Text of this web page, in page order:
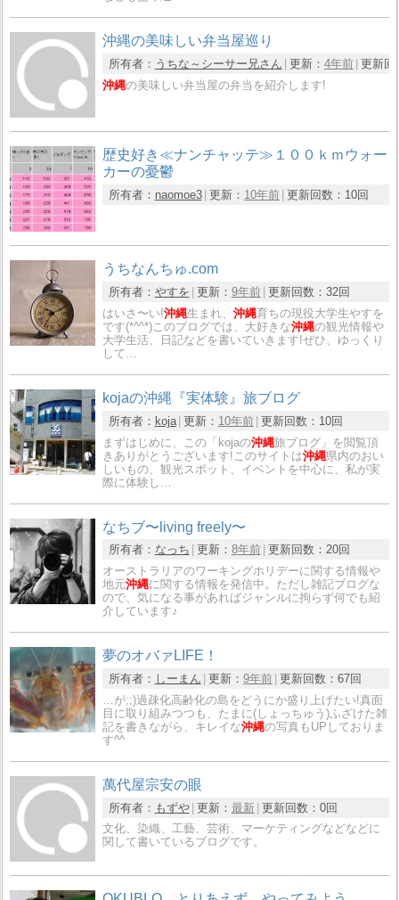
沖縄の美味しい弁当屋巡り
所有者： うちな～シーサー兄さん 更新： 4年前 更新回
沖縄の美味しい弁当屋の弁当を紹介します!
歴史好き≪ナンチャッテ≫１００ｋｍウォー
カーの憂鬱
所有者： naomoe3 更新： 10年前 更新回数： 10回
うちなんちゅ.com
所有者： やすを 更新： 9年前 更新回数： 32回
はいさ〜い!沖縄生まれ、沖縄育ちの現役大学生やすを
です(*^^*)このブログでは、大好きな沖縄の観光情報や
大学生活、日記などを書いていきます!ぜひ、ゆっくり
して…
kojaの沖縄『実体験』旅ブログ
所有者： koja 更新： 10年前 更新回数： 10回
まずはじめに、この「kojaの沖縄旅ブログ」を閲覧頂
きありがとうございます!このサイトは沖縄県内のおい
しいもの、観光スポット、イベントを中心に、私が実
際に体験し…
なちブ〜living freely〜
所有者： なっち 更新： 8年前 更新回数： 20回
オーストラリアのワーキングホリデーに関する情報や
地元沖縄に関する情報を発信中。ただし雑記ブログな
ので、気になる事があればジャンルに拘らず何でも紹
介しています♪
夢のオバァLIFE！
所有者： しーまん 更新： 9年前 更新回数： 67回
…が;;)過疎化高齢化の島をどうにか盛り上げたい!真面
目に取り組みつつも、たまに(しょっちゅう)ふざけた雑
記を書きながら、キレイな沖縄の写真もUPしておりま
す^^
萬代屋宗安の眼
所有者： もずや 更新： 最新 更新回数： 0回
文化、染織、工藝、芸術、マーケティングなどなどに
関して書いているブログです。